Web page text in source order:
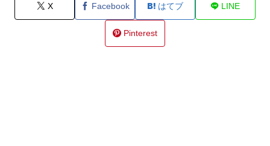
X Facebook はてブ LINE
Pinterest